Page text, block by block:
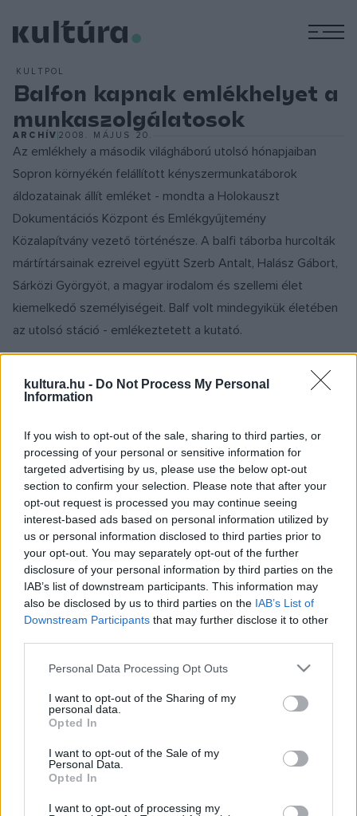
kultura.hu - Do Not Process My Personal
Information
If you wish to opt-out of the sale, sharing to third parties, or
processing of your personal or sensitive information for
targeted advertising by us, please use the below opt-out
section to confirm your selection. Please note that after your
opt-out request is processed you may continue seeing
interest-based ads based on personal information utilized by
us or personal information disclosed to third parties prior to
your opt-out. You may separately opt-out of the further
disclosure of your personal information by third parties on the
IAB’s list of downstream participants. This information may
also be disclosed by us to third parties on the IAB’s List of
Downstream Participants that may further disclose it to other
Please note that this website/app uses one or more Google
not limited to your visit or usage behaviour. You may click to
grant or deny consent to Google and its third-party tags to
use your data for below specified purposes in below Google
consent section.
Personal Data Processing Opt Outs
I want to opt-out of the Sharing of my
personal data.
Opted In
I want to opt-out of the Sale of my
Personal Data.
Opted In
I want to opt-out of processing my
KULTPOL
Balfon kapnak emlékhelyet a
munkaszolgálatosok
ARCHÍV2008. MÁJUS 20.
Az emlékhely a második világháború utolsó hónapjaiban
Sopron környékén felállított kényszermunkatáborok
áldozatainak állít emléket - mondta a Holokauszt
Dokumentációs Központ és Emlékgyűjtemény
Közalapítvány vezető történésze. A balfi táborba hurcolták
mártírtársainak ezreivel együtt Szerb Antalt, Halász Gábort,
Sárközi Györgyöt, a magyar irodalom és szellemi élet
kiemelkedő személyiségeit. Balf volt mindegyikük életében
az utolsó stáció - emlékeztetett a kutató.
Az emlékművet Kutas László
szobrászművész készíti el. A
kompozíciót a temetődomb oldalába süllyedő, előredőlő
szimbolizálják. Az emlékhely építészeti tervezéseWinkler
Barnabásnevéhez fűződik. Az alapkő letételéhez
kapcsolódva kegyeleti megemlékezést tartanak az 1945.
március 31-i SS-vérengzés megújított emlékhelyénél és a
balfi embermentők emlékkövénél.
A rendezvény keretében az 1944-1945. évi kényszermunka
- erődítésépítés - történetét feldolgozó állandó kiállítást
nyílik a balfi művelődési házban. Azt követően magyar,
osztrák és szlovák történészek részvételével vasárnapig
tartó tanácskozás veszi kezdetét, amelyen szó lesz
feltárásának helyzetéről, a szellemi élet veszteségeinek
feltárásáról, a Sopron vidéki német lakosság háború utáni
kitelepítéséről, továbbá arról, hogy a balfi nemzeti
történelmi-irodalmi emlékhely milyen missziót tölthet be a